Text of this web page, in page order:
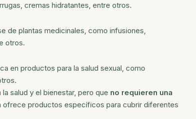
cremas hidratantes, entre otros.
de plantas medicinales, como infusiones,
otros.
en productos para la salud sexual, como
salud y el bienestar, pero que no requieren una
ofrece productos específicos para cubrir diferentes